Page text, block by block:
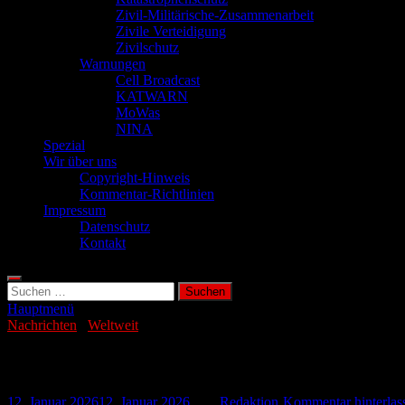
Zivil-Militärische-Zusammenarbeit
Zivile Verteidigung
Zivilschutz
Warnungen
Cell Broadcast
KATWARN
MoWas
NINA
Spezial
Wir über uns
Copyright-Hinweis
Kommentar-Richtlinien
Impressum
Datenschutz
Kontakt
Suchen
nach:
Hauptmenü
Nachrichten
Weltweit
12. Januar 202612. Januar 2026 Redaktion Kommentar